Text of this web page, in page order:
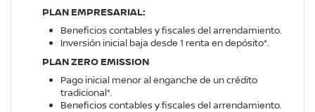
PLAN EMPRESARIAL:
Beneficios contables y fiscales del arrendamiento.
Inversión inicial baja desde 1 renta en depósito*.
PLAN ZERO EMISSION
Pago inicial menor al enganche de un crédito
tradicional*.
Beneficios contables y fiscales del arrendamiento.